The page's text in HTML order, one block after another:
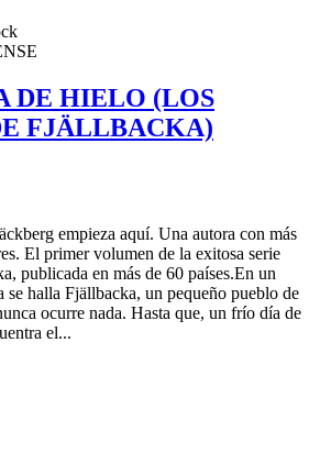
DE HIELO (LOS
FJÄLLBACKA)
empieza aquí. Una autora con más
El primer volumen de la exitosa serie
publicada en más de 60 países.En un
se halla Fjällbacka, un pequeño pueblo de
ocurre nada. Hasta que, un frío día de
el...